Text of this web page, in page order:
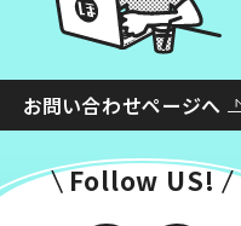
お問い合わせページへ
Follow US!